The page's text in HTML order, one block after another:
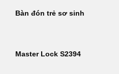
Bàn đón trẻ sơ sinh
Master Lock S2394